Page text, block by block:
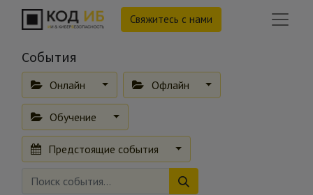
Свяжитесь с нами
События
Онлайн Офлайн
Обучение
Предстоящие события